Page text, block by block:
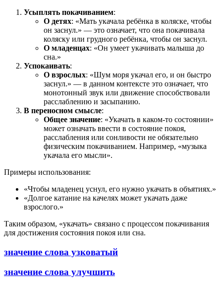
Усыплять покачиванием:
О детях: «Мать укачала ребёнка в коляске, чтобы
он заснул.» — это означает, что она покачивала
коляску или грудного ребёнка, чтобы он заснул.
О младенцах: «Он умеет укачивать малыша до
сна.»
Успокаивать:
О взрослых: «Шум моря укачал его, и он быстро
заснул.» — в данном контексте это означает, что
монотонный звук или движение способствовали
расслаблению и засыпанию.
В переносном смысле:
Общее значение: «Укачать в каком-то состоянии»
может означать ввести в состояние покоя,
расслабления или сонливости не обязательно
физическим покачиванием. Например, «музыка
укачала его мысли».
Примеры использования:
«Чтобы младенец уснул, его нужно укачать в объятиях.»
«Долгое катание на качелях может укачать даже
взрослого.»
Таким образом, «укачать» связано с процессом покачивания
для достижения состояния покоя или сна.
значение слова узковатый
значение слова улучшить